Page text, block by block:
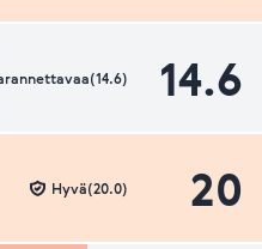
14.6
20
Hyvä(20.0)